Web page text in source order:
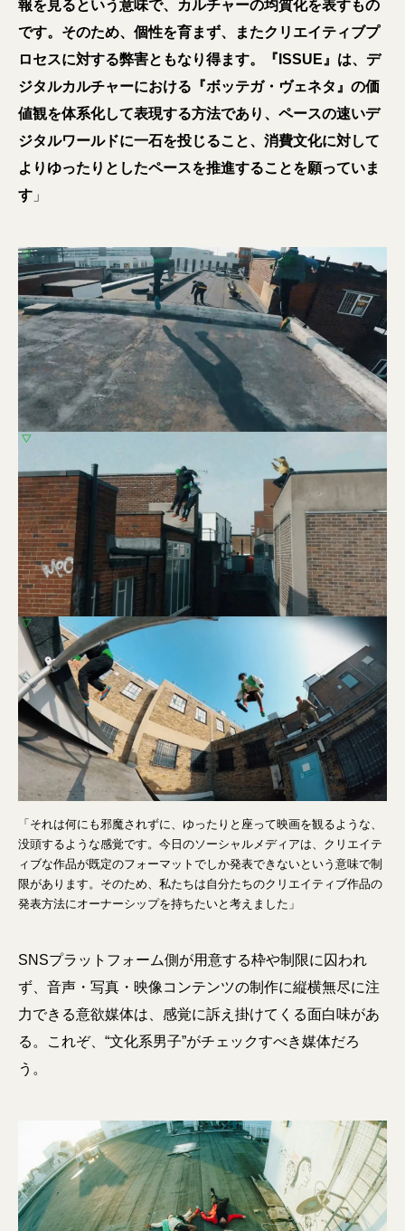
報を見るという意味で、カルチャーの均質化を表すもの
です。そのため、個性を育まず、またクリエイティブプ
ロセスに対する弊害ともなり得ます。『ISSUE』は、デ
ジタルカルチャーにおける『ボッテガ・ヴェネタ』の価
値観を体系化して表現する方法であり、ペースの速いデ
ジタルワールドに一石を投じること、消費文化に対して
よりゆったりとしたペースを推進することを願っていま
す 」
「それは何にも邪魔されずに、ゆったりと座って映画を観るような、
没頭するような感覚です。今日のソーシャルメディアは、クリエイテ
ィブな作品が既定のフォーマットでしか発表できないという意味で制
限があります。そのため、私たちは自分たちのクリエイティブ作品の
発表方法にオーナーシップを持ちたいと考えました」
SNSプラットフォーム側が用意する枠や制限に囚われ
ず、音声・写真・映像コンテンツの制作に縦横無尽に注
力できる意欲媒体は、感覚に訴え掛けてくる面白味があ
る。これぞ、“文化系男子”がチェックすべき媒体だろ
う。